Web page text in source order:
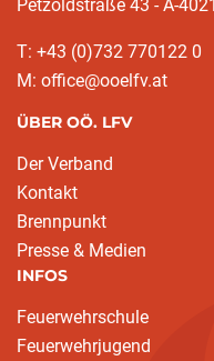
Petzoldstraße 43 - A-
T: +43 (0)732 770122 0
M: office@ooelfv.at
ÜBER OÖ. LFV
Der Verband
Kontakt
Brennpunkt
Presse & Medien
INFOS
Feuerwehrschule
Feuerwehrjugend